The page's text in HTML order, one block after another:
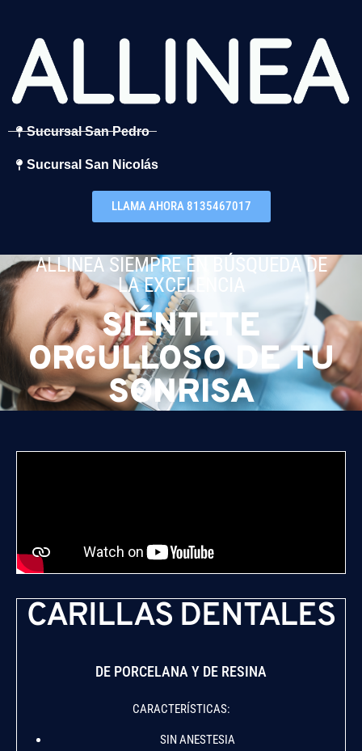
Sucursal San Pedro
Sucursal San Nicolás
LLAMA AHORA 8135467017
ALLINEA SIEMPRE EN BÚSQUEDA DE
LA EXCELENCIA
SIÉNTETE
ORGULLOSO DE TU
SONRISA
CARILLAS DENTALES
DE PORCELANA Y DE RESINA
CARACTERÍSTICAS:
SIN ANESTESIA